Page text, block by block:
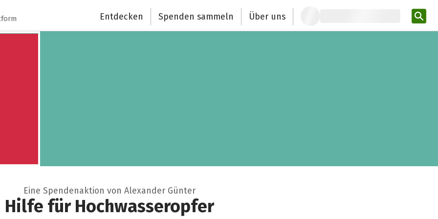
Entdecken Spenden sammeln Über uns
Eine Spendenaktion von Alexander Günter
Hilfe für Hochwasseropfer
Schließen